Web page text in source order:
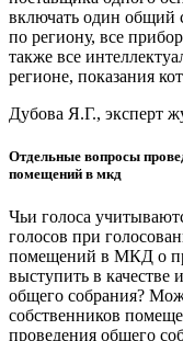
включать один общий
по региону, все
также все
регионе, показания
Дубова Я.Г., эксперт
Отдельные вопросы
помещений в мкд
Чьи голоса
голосов при
помещений в МКД о
выступить в качестве
общего собрания?
собственников
проведения общего